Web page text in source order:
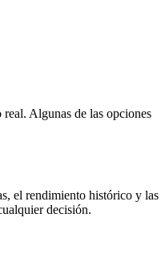
Algunas de las opciones
el rendimiento histórico y las
decisión.